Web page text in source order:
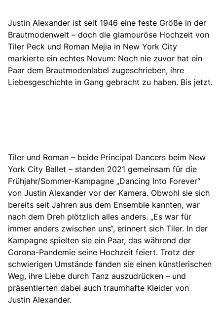
Justin Alexander ist seit 1946 eine feste Größe in der
Brautmodenwelt – doch die glamouröse Hochzeit von
Tiler Peck und Roman Mejia in New York City
markierte ein echtes Novum: Noch nie zuvor hat ein
Paar dem Brautmodenlabel zugeschrieben, ihre
Liebesgeschichte in Gang gebracht zu haben. Bis jetzt.
Tiler und Roman – beide Principal Dancers beim New
York City Ballet – standen 2021 gemeinsam für die
Frühjahr/Sommer-Kampagne „Dancing Into Forever“
von Justin Alexander vor der Kamera. Obwohl sie sich
bereits seit Jahren aus dem Ensemble kannten, war
nach dem Dreh plötzlich alles anders. „Es war für
immer anders zwischen uns“, erinnert sich Tiler. In der
Kampagne spielten sie ein Paar, das während der
Corona-Pandemie seine Hochzeit feiert. Trotz der
schwierigen Umstände fanden sie einen künstlerischen
Weg, ihre Liebe durch Tanz auszudrücken – und
präsentierten dabei auch traumhafte Kleider von
Justin Alexander.